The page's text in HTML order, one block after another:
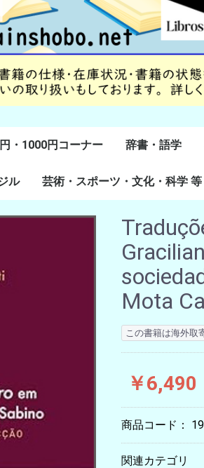
・1000円コーナー 辞書・語学
スペイン語
ポルトガル語
Lenguas
Lenguas
スペインの教科
その他
ル 芸術・スポーツ・文化・科学 等
美術
音楽・舞踊
スポーツ
演劇・映画
料理・食文化
マンガ・コミック
その他
Mota
この書籍は海外取
￥6,490
商品コード：
関連カテゴリ